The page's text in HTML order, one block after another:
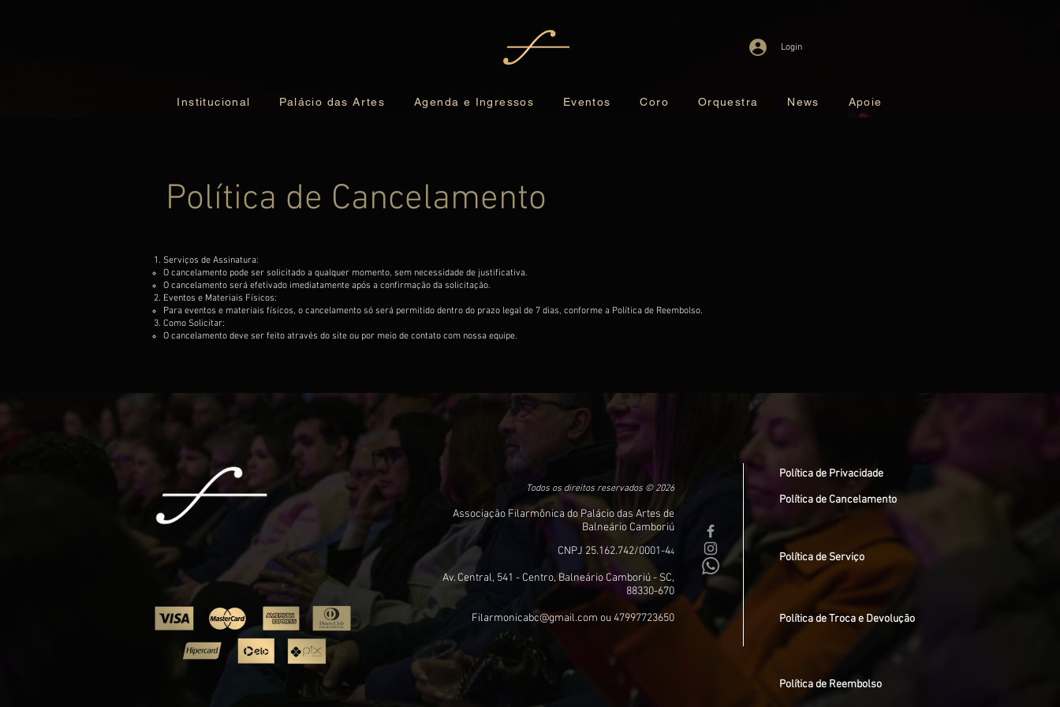
Login
Institucional Palácio das Artes Agenda e Ingressos Eventos Coro Orquestra News Apoie
Política de Cancelamento
Serviços de Assinatura:
O cancelamento pode ser solicitado a qualquer momento, sem necessidade de justificativa.
O cancelamento será efetivado imediatamente após a confirmação da solicitação.
Eventos e Materiais Físicos:
Para eventos e materiais físicos, o cancelamento só será permitido dentro do prazo legal de 7 dias, conforme a Política de Reembolso.
Como Solicitar:
O cancelamento deve ser feito através do site ou por meio de contato com nossa equipe.
Todos os direitos reservados © 2026
Associação Filarmônica do Palácio das Artes de
Balneário Camboriú
CNPJ 25.162.742/0001-44
Av. Central, 541 - Centro, Balneário Camboriú - SC,
88330-670
Filarmonicabc@gmail.com ou 47997723650
Política de Privacidade
Política de Cancelamento
Política de Serviço
Política de Troca e Devolução
Política de Reembolso